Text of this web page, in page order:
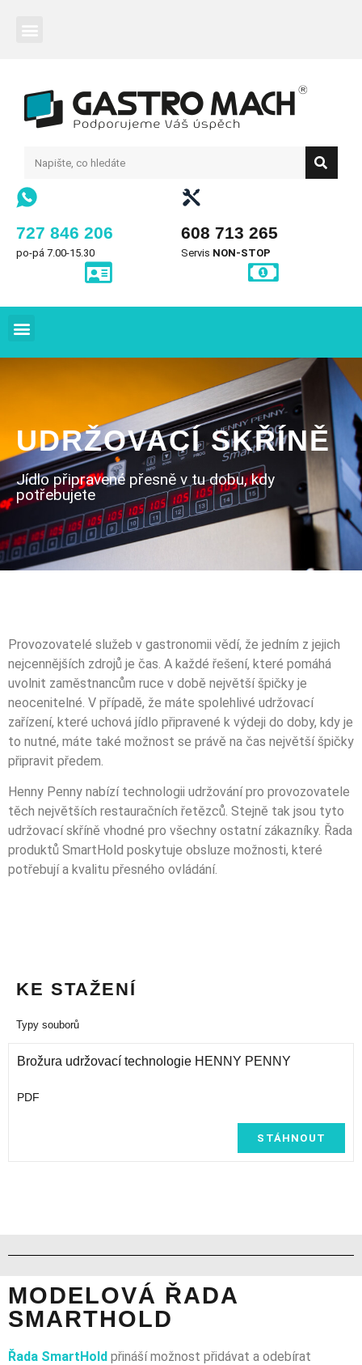
727 846 206
po-pá 7.00-15.30
608 713 265
Servis NON-STOP
UDRŽOVACÍ SKŘÍNĚ
Jídlo připravené přesně v tu dobu, kdy
potřebujete
Provozovatelé služeb v gastronomii vědí, že jedním z jejich
nejcennějších zdrojů je čas. A každé řešení, které pomáhá
uvolnit zaměstnancům ruce v době největší špičky je
neocenitelné. V případě, že máte spolehlivé udržovací
zařízení, které uchová jídlo připravené k výdeji do doby, kdy je
to nutné, máte také možnost se právě na čas největší špičky
připravit předem.
Henny Penny nabízí technologii udržování pro provozovatele
těch největších restauračních řetězců. Stejně tak jsou tyto
udržovací skříně vhodné pro všechny ostatní zákazníky. Řada
produktů SmartHold poskytuje obsluze možnosti, které
potřebují a kvalitu přesného ovládání.
KE STAŽENÍ
Typy souborů
Brožura udržovací technologie HENNY PENNY
PDF
STÁHNOUT
MODELOVÁ ŘADA
SMARTHOLD
Řada SmartHold přináší možnost přidávat a odebírat